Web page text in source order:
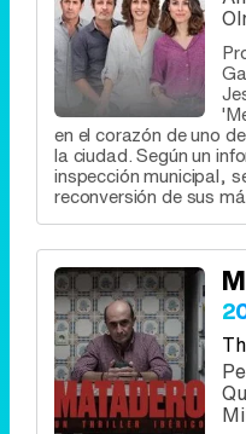
en el corazón de uno
la ciudad. Según un
inspección municipal,
reconversión de sus